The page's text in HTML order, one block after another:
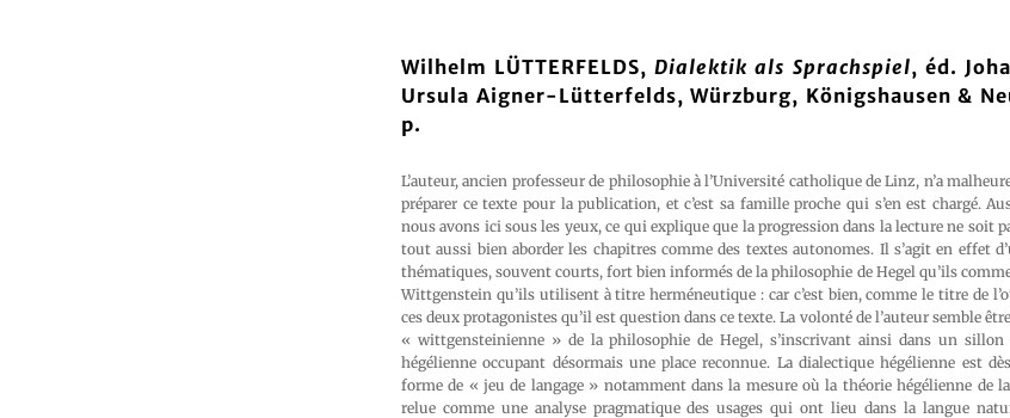
Wilhelm LÜTTERFELDS,Dialektik als Sprachspiel, éd.
Ursula Aigner-Lütterfelds, Würzburg, Königshausen &
p.
L’auteur, ancien professeur de philosophie à l’Université catholique de Linz, n’a
préparer ce texte pour la publication, et c’est sa famille proche qui s’en est chargé.
nous avons ici sous les yeux, ce qui explique que la progression dans la lecture ne soit
tout aussi bien aborder les chapitres comme des textes autonomes. Il s’agit en effet
thématiques, souvent courts, fort bien informés de la philosophie de Hegel qu’ils
Wittgenstein qu’ils utilisent à titre herméneutique : car c’est bien, comme le titre de
ces deux protagonistes qu’il est question dans ce texte. La volonté de l’auteur semble
« wittgensteinienne » de la philosophie de Hegel, s’inscrivant ainsi dans un sillon
hégélienne occupant désormais une place reconnue. La dialectique hégélienne est
forme de « jeu de langage » notamment dans la mesure où la théorie hégélienne de
relue comme une analyse pragmatique des usages qui ont lieu dans la langue